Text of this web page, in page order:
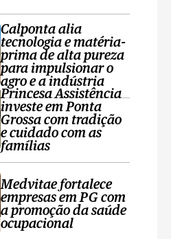
Calponta alia
tecnologia e matéria-
prima de alta pureza
para impulsionar o
agro e a indústria
Princesa Assistência
investe em Ponta
Grossa com tradição
e cuidado com as
famílias
Medvitae fortalece
empresas em PG com
a promoção da saúde
ocupacional